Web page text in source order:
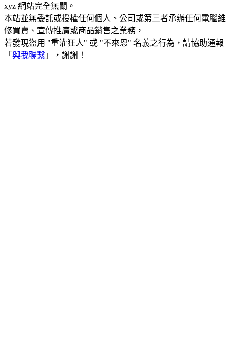
xyz 網站完全無關。
本站並無委託或授權任何個人、公司或第三者承辦任何電腦維
修買賣、宣傳推廣或商品銷售之業務，
若發現盜用 "重灌狂人" 或 "不來恩" 名義之行為，請協助通報
「 與我聯繫 」，謝謝！